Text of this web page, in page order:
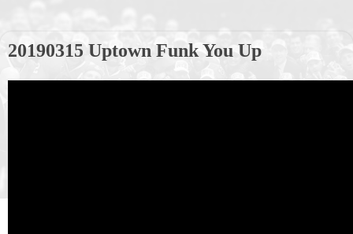
20190315 Uptown Funk You Up